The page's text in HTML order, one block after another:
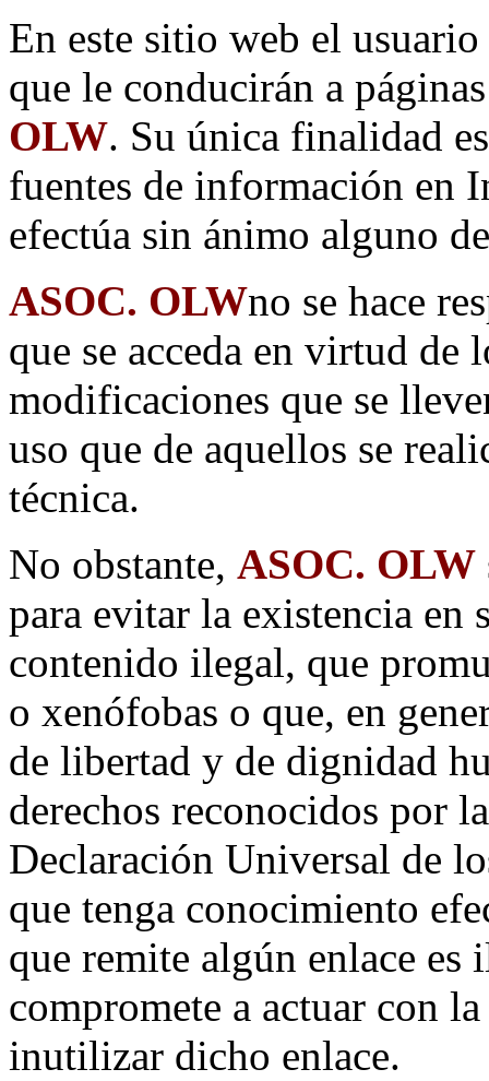
En este sitio web el
que le conducirán a
OLW. Su única finalidad
fuentes de información en
efectúa sin ánimo alguno
ASOC. OLWno se hace
que se acceda en virtud de
modificaciones que se
uso que de aquellos se
técnica.
No obstante, ASOC. OLW
para evitar la existencia en
contenido ilegal, que
o xenófobas o que, en
de libertad y de dignidad
derechos reconocidos por
Declaración Universal de
que tenga conocimiento
que remite algún enlace
compromete a actuar con
inutilizar dicho enlace.